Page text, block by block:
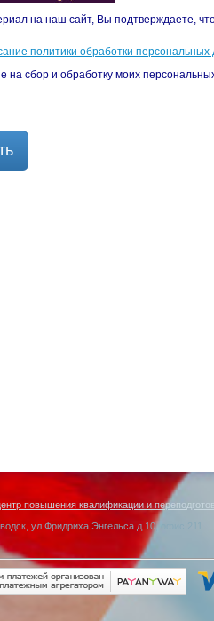
на наш сайт, Вы подтверждаете,
политики обработки персональных
на сбор и обработку моих
повышения квалификации и
ул.Фридриха Энгельса д.10, офис 211